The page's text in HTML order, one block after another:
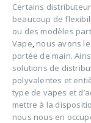
Certains
beaucoup de
ou des modèles
Vape, nous avons
portée de main.
solutions de
polyvalentes et
type de vapes et
mettre à la
nous nous en